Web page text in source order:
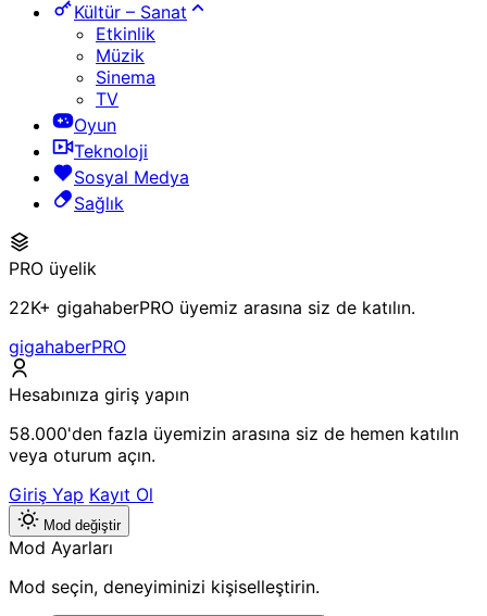
Kültür – Sanat
Etkinlik
Müzik
Sinema
TV
Oyun
Teknoloji
Sosyal Medya
Sağlık
PRO üyelik
22K+ gigahaberPRO üyemiz arasına siz de katılın.
gigahaberPRO
Hesabınıza giriş yapın
58.000'den fazla üyemizin arasına siz de hemen katılın
veya oturum açın.
Giriş Yap Kayıt Ol
Mod değiştir
Mod Ayarları
Mod seçin, deneyiminizi kişiselleştirin.